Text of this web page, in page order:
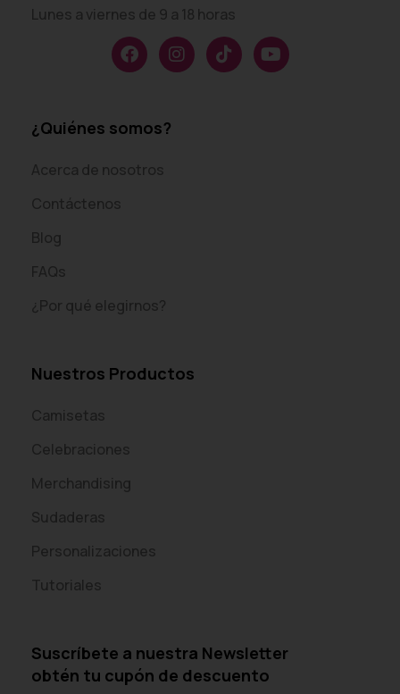
Lunes a viernes de 9 a 18 horas
¿Quiénes somos?
Acerca de nosotros
Contáctenos
Blog
FAQs
¿Por qué elegirnos?
Nuestros Productos
Camisetas
Celebraciones
Merchandising
Sudaderas
Personalizaciones
Tutoriales
Suscríbete a nuestra Newsletter
obtén tu cupón de descuento